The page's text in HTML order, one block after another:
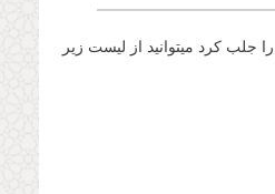
کرد میتوانید از لیست زیر